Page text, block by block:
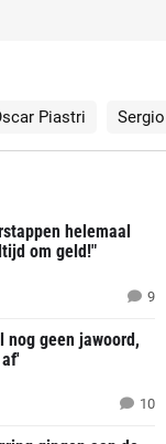
Piastri
helemaal
om geld!"
9
nog geen jawoord,
10